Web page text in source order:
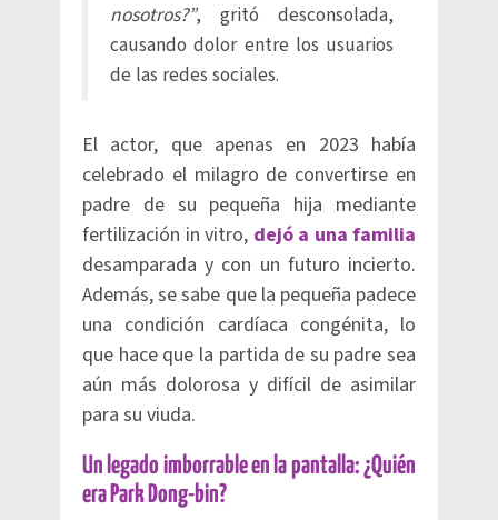
nosotros?”, gritó desconsolada,
causando dolor entre los usuarios
de las redes sociales.
El actor, que apenas en 2023 había
celebrado el milagro de convertirse en
padre de su pequeña hija mediante
fertilización in vitro, dejó a una familia
desamparada y con un futuro incierto.
Además, se sabe que la pequeña padece
una condición cardíaca congénita, lo
que hace que la partida de su padre sea
aún más dolorosa y difícil de asimilar
para su viuda.
Un legado imborrable en la pantalla: ¿Quién
era Park Dong-bin?